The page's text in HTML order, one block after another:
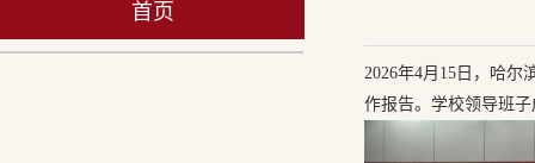
首页
2026年4月15日，哈
作报告。学校领导班